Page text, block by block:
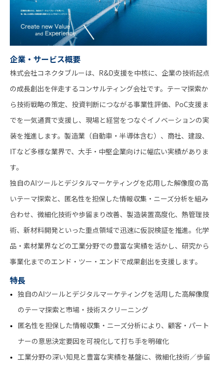
企業・サービス概要
株式会社コネクタブルーは、R&D支援を中核に、企業の技術起点
の成長創出を伴走するコンサルティング会社です。テーマ探索か
ら技術戦略の策定、投資判断につながる事業性評価、PoC支援ま
でを一気通貫で支援し、現場と経営をつなぐイノベーションの実
装を推進します。製造業（自動車・半導体含む）、商社、建設、
ITなど多様な業界で、大手・中堅企業向けに幅広い実績がありま
す。
独自のAIツールとデジタルマーケティングを応用した解像度の高
いテーマ探索と、匿名性を担保した情報収集・ニーズ分析を組み
合わせ、微細化技術や歩留まり改善、製造装置高度化、熱管理技
術、新材料開発といった重点領域で迅速に仮説検証を推進。化学
品・素材業界などの工業分野での豊富な実績を活かし、研究から
事業化までのエンド・ツー・エンドで成果創出を支援します。
特長
独自のAIツールとデジタルマーケティングを活用した高解像度
のテーマ探索と市場・技術スクリーニング
匿名性を担保した情報収集・ニーズ分析により、顧客・パート
ナーの意思決定要因を可視化して打ち手を明確化
工業分野の深い知見と豊富な実績を基盤に、微細化技術／歩留